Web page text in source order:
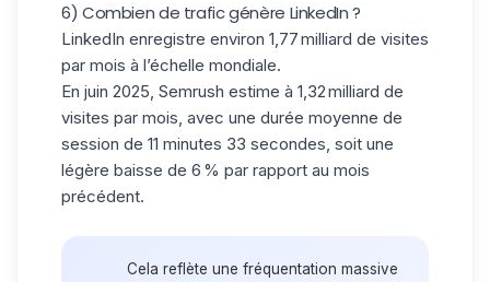
6) Combien de trafic génère LinkedIn ?
LinkedIn enregistre environ 1,77 milliard de visites
par mois à l’échelle mondiale.
En juin 2025, Semrush estime à 1,32 milliard de
visites par mois, avec une durée moyenne de
session de 11 minutes 33 secondes, soit une
légère baisse de 6 % par rapport au mois
précédent.
Cela reflète une fréquentation massive